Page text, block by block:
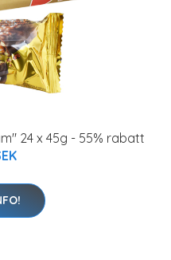
24 x 45g - 55% rabatt